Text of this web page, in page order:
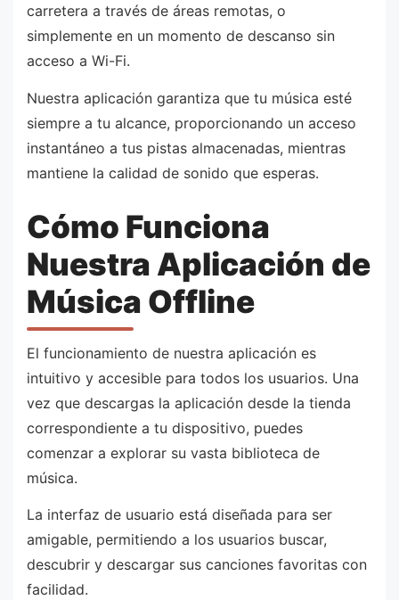
carretera a través de áreas remotas, o
simplemente en un momento de descanso sin
acceso a Wi-Fi.
Nuestra aplicación garantiza que tu música esté
siempre a tu alcance, proporcionando un acceso
instantáneo a tus pistas almacenadas, mientras
mantiene la calidad de sonido que esperas.
Cómo Funciona
Nuestra Aplicación de
Música Offline
El funcionamiento de nuestra aplicación es
intuitivo y accesible para todos los usuarios. Una
vez que descargas la aplicación desde la tienda
correspondiente a tu dispositivo, puedes
comenzar a explorar su vasta biblioteca de
música.
La interfaz de usuario está diseñada para ser
amigable, permitiendo a los usuarios buscar,
descubrir y descargar sus canciones favoritas con
facilidad.